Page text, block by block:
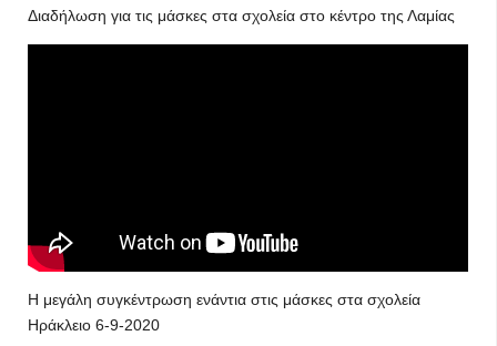
Διαδήλωση για τις μάσκες στα σχολεία στο κέντρο της Λαμίας
Η μεγάλη συγκέντρωση ενάντια στις μάσκες στα σχολεία
Ηράκλειο 6-9-2020